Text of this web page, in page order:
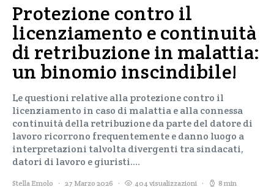
Protezione contro il
licenziamento e continuità
di retribuzione in malattia:
un binomio inscindibile!
Le questioni relative alla protezione contro il
licenziamento in caso di malattia e alla connessa
continuità della retribuzione da parte del datore di
lavoro ricorrono frequentemente e danno luogo a
interpretazioni talvolta divergenti tra sindacati,
datori di lavoro e giuristi.…
Stella Emolo 27 Marzo 2026 404 visualizzazioni 8 min